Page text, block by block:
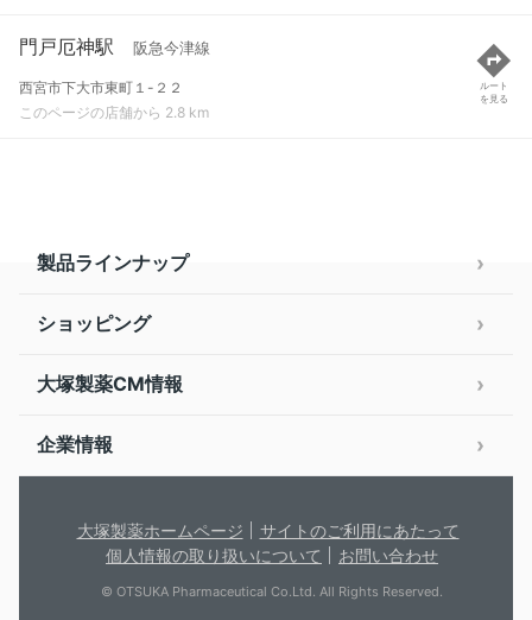
門戸厄神駅 阪急今津線
西宮市下大市東町１-２２
このページの店舗から 2.8 km
ルート
を見る
製品ラインナップ
ショッピング
大塚製薬CM情報
企業情報
大塚製薬ホームページ
サイトのご利用にあたって
個人情報の取り扱いについて
お問い合わせ
© OTSUKA Pharmaceutical Co.Ltd. All Rights Reserved.